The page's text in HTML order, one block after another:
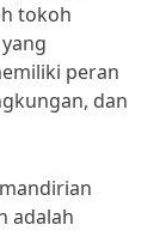
tokoh
peran
dan
adalah